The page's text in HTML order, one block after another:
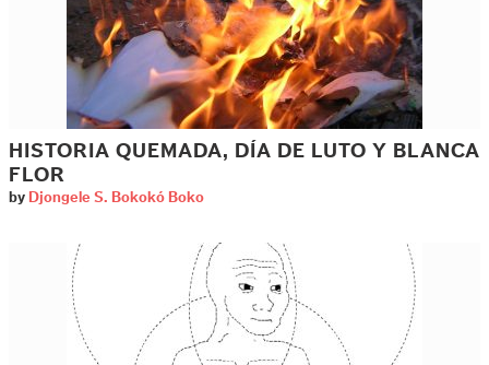
HISTORIA QUEMADA, DÍA DE LUTO Y BLANCA
FLOR
by Djongele S. Bokokó Boko